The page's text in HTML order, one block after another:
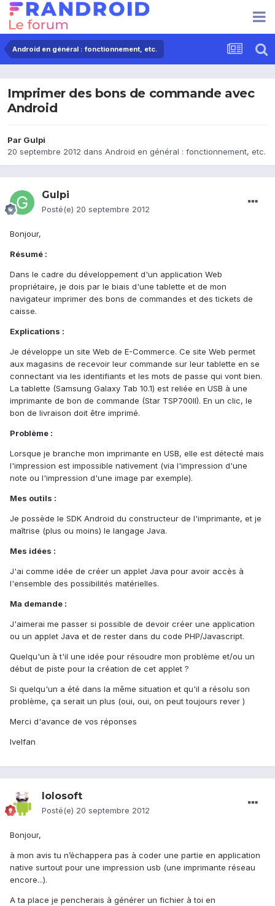
Android en général : fonctionnement, etc.
Imprimer des bons de commande avec
Android
Par Gulpi
20 septembre 2012 dans Android en général : fonctionnement, etc.
Gulpi
Posté(e) 20 septembre 2012
Bonjour,
Résumé :
Dans le cadre du développement d'un application Web
propriétaire, je dois par le biais d'une tablette et de mon
navigateur imprimer des bons de commandes et des tickets de
caisse.
Explications :
Je développe un site Web de E-Commerce. Ce site Web permet
aux magasins de recevoir leur commande sur leur tablette en se
connectant via les identifiants et les mots de passe qui vont bien.
La tablette (Samsung Galaxy Tab 10.1) est reliée en USB à une
imprimante de bon de commande (Star TSP700II). En un clic, le
bon de livraison doit être imprimé.
Problème :
Lorsque je branche mon imprimante en USB, elle est détecté mais
l'impression est impossible nativement (via l'impression d'une
note ou l'impression d'une image par exemple).
Mes outils :
Je possède le SDK Android du constructeur de l'imprimante, et je
maîtrise (plus ou moins) le langage Java.
Mes idées :
J'ai comme idée de créer un applet Java pour avoir accès à
l'ensemble des possibilités matérielles.
Ma demande :
J'aimerai me passer si possible de devoir créer une application
ou un applet Java et de rester dans du code PHP/Javascript.
Quelqu'un à t'il une idée pour résoudre mon problème et/ou un
début de piste pour la création de cet applet ?
Si quelqu'un a été dans la même situation et qu'il a résolu son
problème, ça serait un plus (oui, oui, on peut toujours rever )
Merci d'avance de vos réponses
Ivelfan
lolosoft
Posté(e) 20 septembre 2012
Bonjour,
à mon avis tu n’échappera pas à coder une partie en application
native surtout pour une impression usb (une imprimante réseau
encore...).
A ta place je pencherais à générer un fichier à toi en